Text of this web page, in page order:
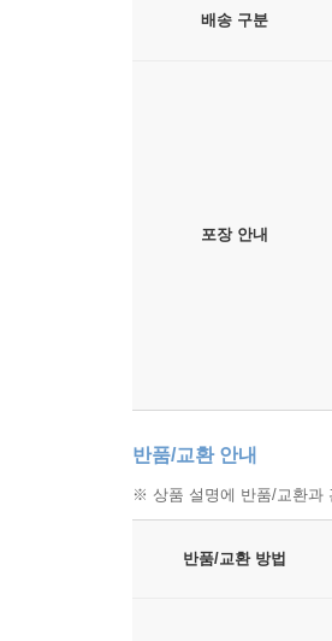
배송 구분
포장 안내
반품/교환 안내
※ 상품 설명에 반품/교환과
반품/교환 방법